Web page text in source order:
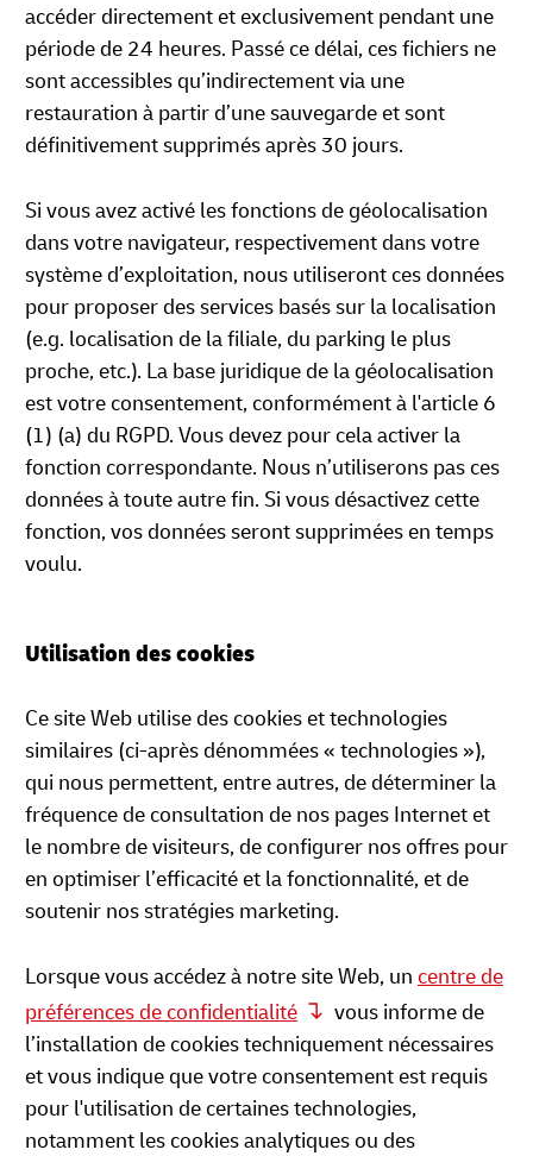
accéder directement et exclusivement pendant une
période de 24 heures. Passé ce délai, ces fichiers ne
sont accessibles qu’indirectement via une
restauration à partir d’une sauvegarde et sont
définitivement supprimés après 30 jours.
Si vous avez activé les fonctions de géolocalisation
dans votre navigateur, respectivement dans votre
système d’exploitation, nous utiliseront ces données
pour proposer des services basés sur la localisation
(e.g. localisation de la filiale, du parking le plus
proche, etc.). La base juridique de la géolocalisation
est votre consentement, conformément à l'article 6
(1) (a) du RGPD. Vous devez pour cela activer la
fonction correspondante. Nous n’utiliserons pas ces
données à toute autre fin. Si vous désactivez cette
fonction, vos données seront supprimées en temps
voulu.
Utilisation des cookies
Ce site Web utilise des cookies et technologies
similaires (ci-après dénommées « technologies »),
qui nous permettent, entre autres, de déterminer la
fréquence de consultation de nos pages Internet et
le nombre de visiteurs, de configurer nos offres pour
en optimiser l’efficacité et la fonctionnalité, et de
soutenir nos stratégies marketing.
Lorsque vous accédez à notre site Web, un centre de
préférences de confidentialité
vous informe de
l’installation de cookies techniquement nécessaires
et vous indique que votre consentement est requis
pour l'utilisation de certaines technologies,
notamment les cookies analytiques ou des